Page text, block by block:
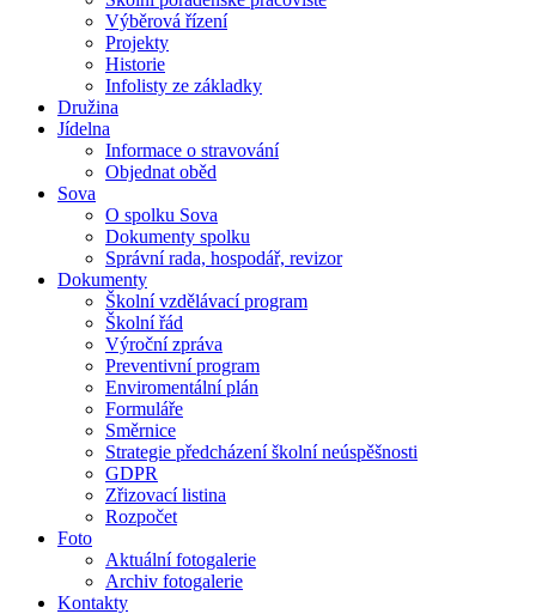
Výběrová řízení
Projekty
Historie
Infolisty ze základky
Družina
Jídelna
Informace o stravování
Objednat oběd
Sova
O spolku Sova
Dokumenty spolku
Správní rada, hospodář, revizor
Dokumenty
Školní vzdělávací program
Školní řád
Výroční zpráva
Preventivní program
Enviromentální plán
Formuláře
Směrnice
Strategie předcházení školní neúspěšnosti
GDPR
Zřizovací listina
Rozpočet
Foto
Aktuální fotogalerie
Archiv fotogalerie
Kontakty